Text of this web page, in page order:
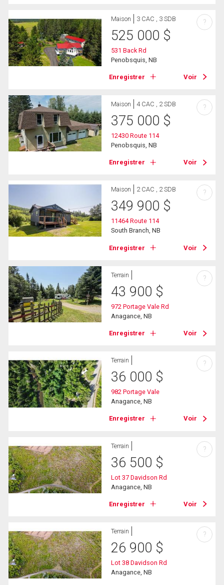
Maison 3 CAC , 3 SDB
525 000 $
531 Back Rd
Penobsquis, NB
Enregistrer Voir
?
Maison 4 CAC , 2 SDB
375 000 $
12430 Route 114
Penobsquis, NB
Enregistrer Voir
?
Maison 2 CAC , 2 SDB
349 900 $
11464 Route 114
South Branch, NB
Enregistrer Voir
?
Terrain
43 900 $
972 Portage Vale Rd
Anagance, NB
Enregistrer Voir
?
Terrain
36 000 $
982 Portage Vale
Anagance, NB
Enregistrer Voir
?
Terrain
36 500 $
Lot 37 Davidson Rd
Anagance, NB
Enregistrer Voir
?
Terrain
26 900 $
Lot 38 Davidson Rd
Anagance, NB
?